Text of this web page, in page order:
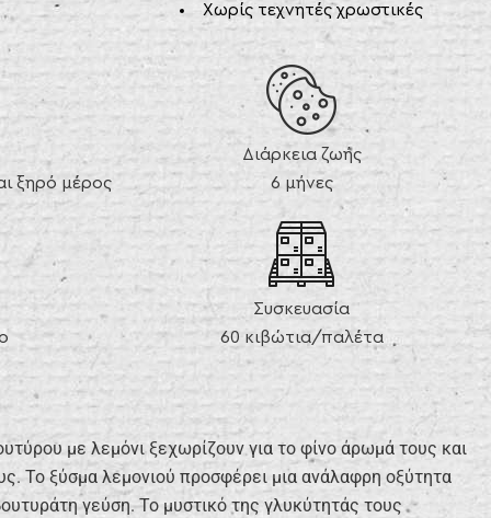
Χωρίς τεχνητές χρωστικές
ξηρό μέρος
Διάρκεια ζωής
6 μήνες
Συσκευασία
60 κιβώτια/παλέτα
με λεμόνι ξεχωρίζουν για το φίνο άρωμά τους και
Το ξύσμα λεμονιού προσφέρει μια ανάλαφρη οξύτητα
γεύση. Το μυστικό της γλυκύτητάς τους